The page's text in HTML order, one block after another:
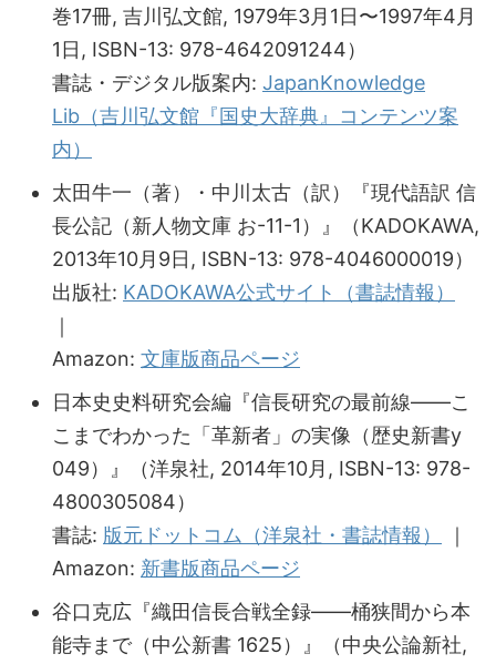
巻17冊, 吉川弘文館, 1979年3月1日〜1997年4月
1日, ISBN-13: 978-4642091244）
書誌・デジタル版案内: JapanKnowledge
Lib（吉川弘文館『国史大辞典』コンテンツ案
内）
太田牛一（著）・中川太古（訳）『現代語訳 信
長公記（新人物文庫 お-11-1）』（KADOKAWA,
2013年10月9日, ISBN-13: 978-4046000019）
出版社: KADOKAWA公式サイト（書誌情報）
｜
Amazon: 文庫版商品ページ
日本史史料研究会編『信長研究の最前線――こ
こまでわかった「革新者」の実像（歴史新書y
049）』（洋泉社, 2014年10月, ISBN-13: 978-
4800305084）
書誌: 版元ドットコム（洋泉社・書誌情報）
｜
Amazon: 新書版商品ページ
谷口克広『織田信長合戦全録――桶狭間から本
能寺まで（中公新書 1625）』（中央公論新社,